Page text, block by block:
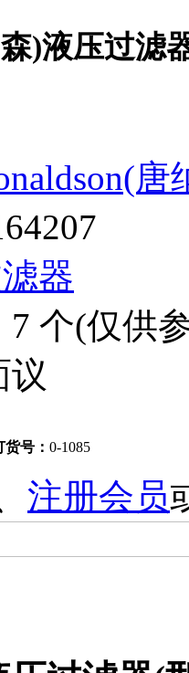
)液压过滤
唐
器
7 个(仅供
议
货号： 0-1085
注册会员